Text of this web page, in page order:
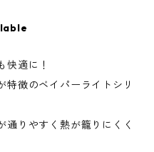
快適に！
特徴のベイパーライトシリ
通りやすく熱が籠りにくく